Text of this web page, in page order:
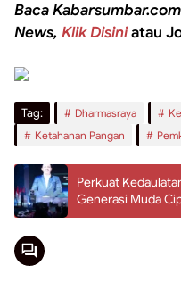
Baca
News, Klik Disiniatau
Tag: Dharmasraya
Ketahanan Pangan
Perkuat
Generasi Muda